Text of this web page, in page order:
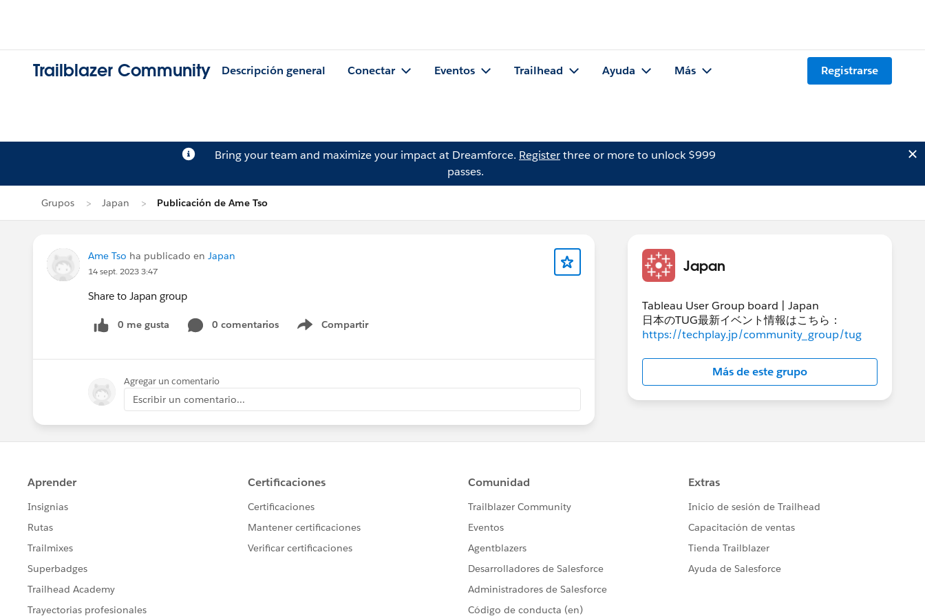
Trailblazer Community Descripción general Conectar Eventos Trailhead Ayuda Más Registrarse
Bring your team and maximize your impact at Dreamforce. Registerthree or more to unlock $999
passes.
Grupos Japan Publicación de Ame Tso
Ame Tso ha publicado en Japan
14 sept. 2023 3:47
Share to Japan group
0 me gusta 0 comentarios Compartir
Show menu
Agregar un comentario
Escribir un comentario...
Japan
Tableau User Group board | Japan
日本のTUG最新イベント情報はこちら：
https://techplay.jp/community_group/tug
Más de este grupo